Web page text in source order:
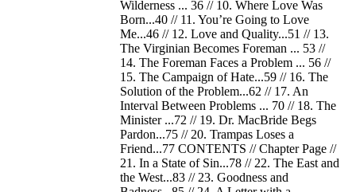
Wilderness ... 36 // 10. Where Love Was
Born...40 // 11. You’re Going to Love
Me...46 // 12. Love and Quality...51 // 13.
The Virginian Becomes Foreman ... 53 //
14. The Foreman Faces a Problem ... 56 //
15. The Campaign of Hate...59 // 16. The
Solution of the Problem...62 // 17. An
Interval Between Problems ... 70 // 18. The
Minister ...72 // 19. Dr. MacBride Begs
Pardon...75 // 20. Trampas Loses a
Friend...77 CONTENTS // Chapter Page //
21. In a State of Sin...78 // 22. The East and
the West...83 // 23. Goodness and